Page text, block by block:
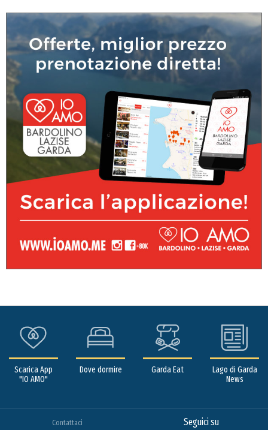
Scarica App
"IO AMO"
Dove dormire Garda Eat
Lago di Garda
News
Contattaci Seguici su